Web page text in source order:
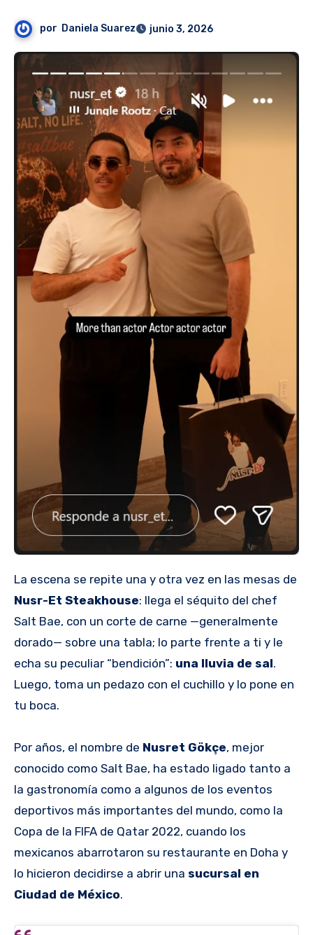
por Daniela Suarez junio 3, 2026
La escena se repite una y otra vez en las mesas de
Nusr-Et Steakhouse: llega el séquito del chef
Salt Bae, con un corte de carne —generalmente
dorado— sobre una tabla; lo parte frente a ti y le
echa su peculiar “bendición”: una lluvia de sal.
Luego, toma un pedazo con el cuchillo y lo pone en
tu boca.
Por años, el nombre de Nusret Gökçe, mejor
conocido como Salt Bae, ha estado ligado tanto a
la gastronomía como a algunos de los eventos
deportivos más importantes del mundo, como la
Copa de la FIFA de Qatar 2022, cuando los
mexicanos abarrotaron su restaurante en Doha y
lo hicieron decidirse a abrir una sucursal en
Ciudad de México.